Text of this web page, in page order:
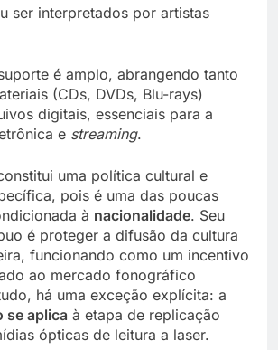
ser interpretados por artistas
é amplo, abrangendo tanto
(CDs, DVDs, Blu-rays)
digitais, essenciais para a
e streaming.
uma política cultural e
pois é uma das poucas
à nacionalidade. Seu
é proteger a difusão da cultura
funcionando como um incentivo
ao mercado fonográfico
há uma exceção explícita: a
se aplica à etapa de replicação
ópticas de leitura a laser.